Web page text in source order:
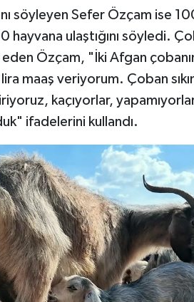
söyleyen Sefer Özçam ise
hayvana ulaştığını söyledi.
eden Özçam, "İki Afgan
maaş veriyorum. Çoban
kaçıyorlar,
ifadelerini kullandı.